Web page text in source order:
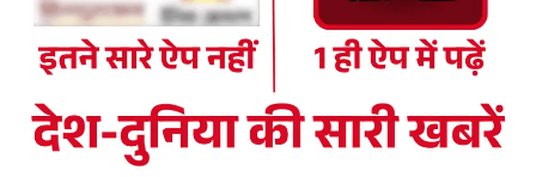
Privacy Policy
Terms of Use Agreement
Facebook
X WhatsApp
Share